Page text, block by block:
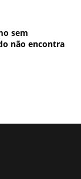
sem
não encontra